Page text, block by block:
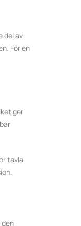
del av
För en
ger
tavla
den